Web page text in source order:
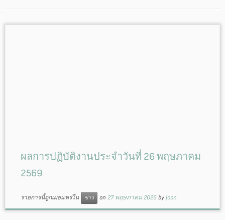
ผลการปฏิบัติงานประจำวันที่ 26 พฤษภาคม
2569
รายการนี้ถูกเผยแพร่ใน ข่าว on 27 พฤษภาคม 2026 by joon